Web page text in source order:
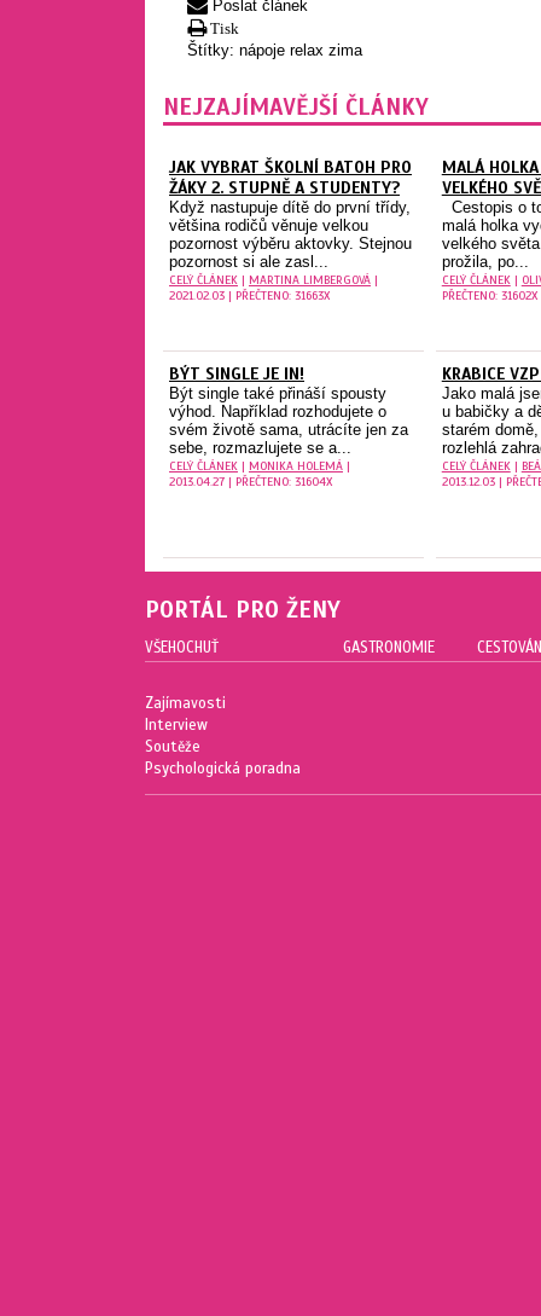
Poslat článek
Tisk
Štítky: nápoje relax zima
NEJZAJÍMAVĚJŠÍ ČLÁNKY
JAK VYBRAT ŠKOLNÍ BATOH PRO
ŽÁKY 2. STUPNĚ A STUDENTY?
Když nastupuje dítě do první třídy,
většina rodičů věnuje velkou
pozornost výběru aktovky. Stejnou
pozornost si ale zasl...
CELÝ ČLÁNEK | MARTINA LIMBERGOVÁ |
2021.02.03 | PŘEČTENO: 31663X
MALÁ
VELKÉHO
Cestopis o
malá holka
velkého
prožila, po...
CELÝ ČLÁNEK|
PŘEČTENO: 31602X
BÝT SINGLE JE IN!
Být single také přináší spousty
výhod. Například rozhodujete o
svém životě sama, utrácíte jen za
sebe, rozmazlujete se a...
CELÝ ČLÁNEK | MONIKA HOLEMÁ |
2013.04.27 | PŘEČTENO: 31604X
KRABICE
Jako malá
u babičky a
starém
rozlehlá
CELÝ ČLÁNEK|
2013.12.03 |
PORTÁL PRO ŽENY
VŠEHOCHUŤ
Zajímavosti
Interview
Soutěže
Psychologická poradna
GASTRONOMIE